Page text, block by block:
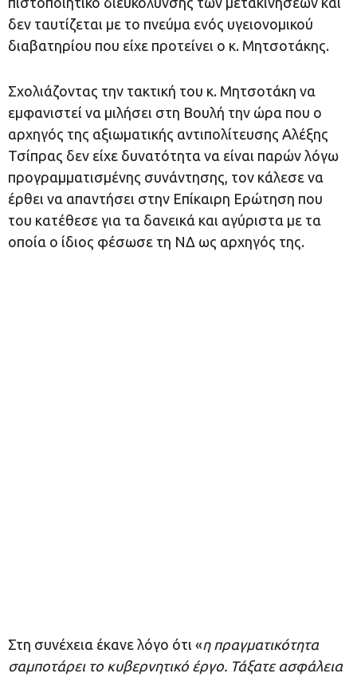
δεν ταυτίζεται με το πνεύμα ενός υγειονομικού
διαβατηρίου που είχε προτείνει ο κ. Μητσοτάκης.
Σχολιάζοντας την τακτική του κ. Μητσοτάκη να
εμφανιστεί να μιλήσει στη Βουλή την ώρα που ο
αρχηγός της αξιωματικής αντιπολίτευσης Αλέξης
Τσίπρας δεν είχε δυνατότητα να είναι παρών λόγω
προγραμματισμένης συνάντησης, τον κάλεσε να
έρθει να απαντήσει στην Επίκαιρη Ερώτηση που
του κατέθεσε για τα δανεικά και αγύριστα με τα
οποία ο ίδιος φέσωσε τη ΝΔ ως αρχηγός της.
Στη συνέχεια έκανε λόγο ότι «η πραγματικότητα
σαμποτάρει το κυβερνητικό έργο. Τάξατε ασφάλεια